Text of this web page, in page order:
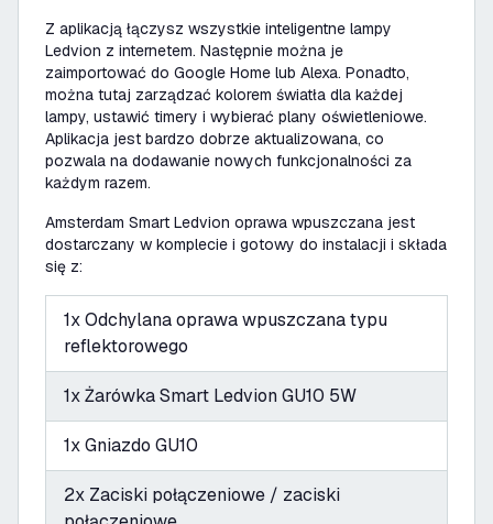
Z aplikacją łączysz wszystkie inteligentne lampy
Ledvion z internetem. Następnie można je
zaimportować do Google Home lub Alexa. Ponadto,
można tutaj zarządzać kolorem światła dla każdej
lampy, ustawić timery i wybierać plany oświetleniowe.
Aplikacja jest bardzo dobrze aktualizowana, co
pozwala na dodawanie nowych funkcjonalności za
każdym razem.
Amsterdam Smart Ledvion oprawa wpuszczana jest
dostarczany w komplecie i gotowy do instalacji i składa
się z:
1x Odchylana oprawa wpuszczana typu
reflektorowego
1x Żarówka Smart Ledvion GU10 5W
1x Gniazdo GU10
2x Zaciski połączeniowe / zaciski